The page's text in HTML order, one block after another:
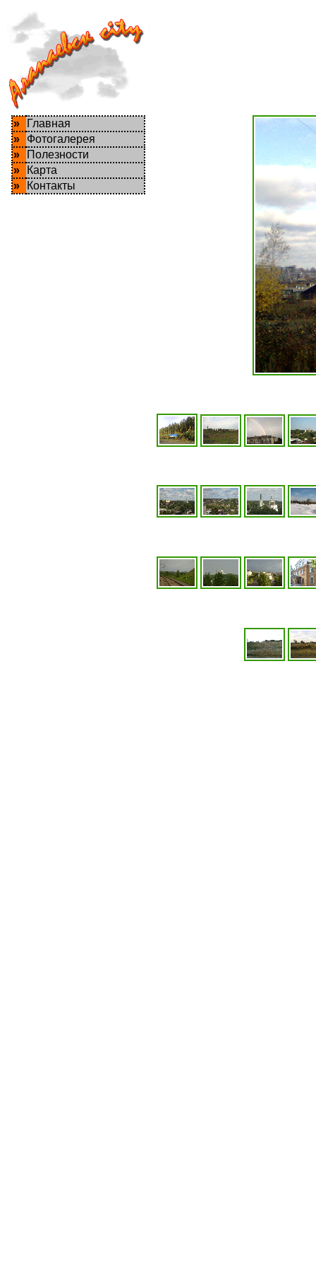
»
Главная
»
Фотогалерея
»
Полезности
»
Карта
»
Контакты